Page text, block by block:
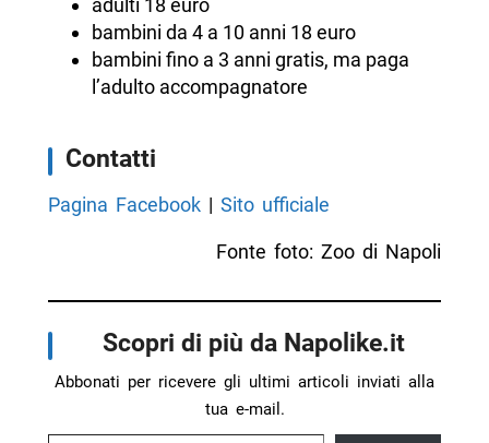
adulti 18 euro
bambini da 4 a 10 anni 18 euro
bambini fino a 3 anni gratis, ma paga
l’adulto accompagnatore
Contatti
Pagina Facebook| Sito ufficiale
Fonte foto: Zoo di Napoli
Scopri di più da Napolike.it
Abbonati per ricevere gli ultimi articoli inviati alla
tua e-mail.
Digita la tua e-mail...